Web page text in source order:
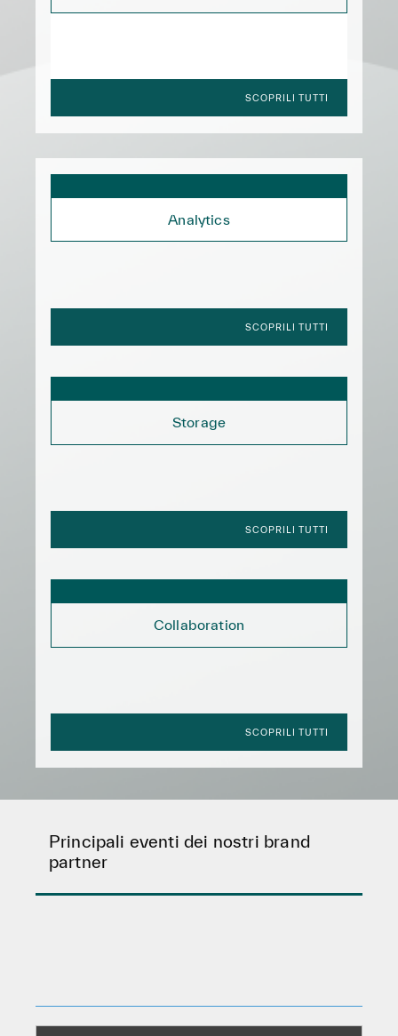
SCOPRILI TUTTI
Analytics
SCOPRILI TUTTI
Storage
SCOPRILI TUTTI
Collaboration
SCOPRILI TUTTI
Principali eventi dei nostri brand
partner